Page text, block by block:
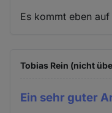
Es kommt eben
Tobias Rein (nicht
Ein sehr guter